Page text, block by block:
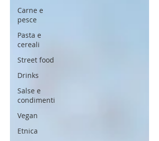
Carne e
pesce
Pasta e
cereali
Street food
Drinks
Salse e
condimenti
Vegan
Etnica